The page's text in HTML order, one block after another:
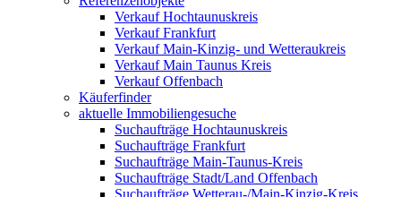
Verkauf Hochtaunuskreis
Verkauf Frankfurt
Verkauf Main-Kinzig- und Wetteraukreis
Verkauf Main Taunus Kreis
Verkauf Offenbach
Käuferfinder
aktuelle Immobiliengesuche
Suchaufträge Hochtaunuskreis
Suchaufträge Frankfurt
Suchaufträge Main-Taunus-Kreis
Suchaufträge Stadt/Land Offenbach
Suchaufträge Wetterau-/Main-Kinzig-Kreis